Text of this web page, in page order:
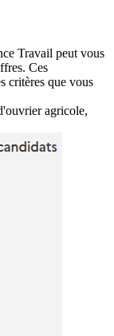
Travail peut vous
Ces
critères que vous
agricole,